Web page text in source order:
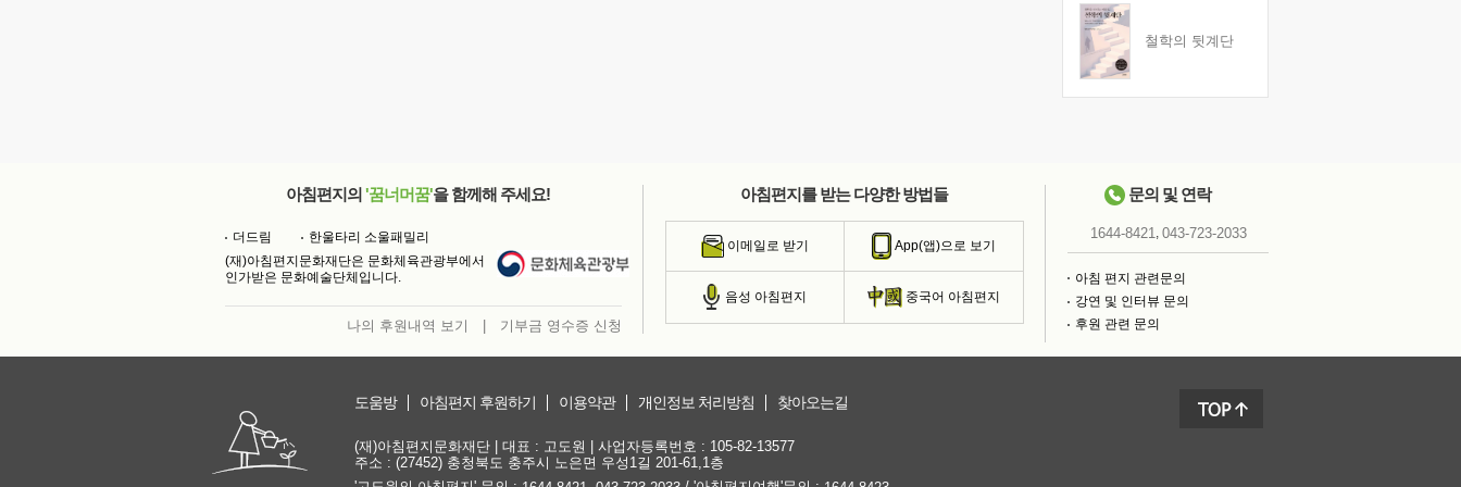
철학의 뒷계단
아침편지의 '꿈너머꿈'을 함께해 주세요!
더드림
한울타리 소울패밀리
(재)아침편지문화재단은 문화체육관광부에서
인가받은 문화예술단체입니다.
나의 후원내역 보기 기부금 영수증 신청
아침편지를 받는 다양한 방법들
이메일로 받기 App(앱)으로 보기
음성 아침편지 중국어 아침편지
문의 및 연락
1644-8421, 043-723-2033
아침 편지 관련문의
강연 및 인터뷰 문의
후원 관련 문의
도움방 아침편지 후원하기 이용약관 개인정보 처리방침 찾아오는길
(재)아침편지문화재단 | 대표 : 고도원 | 사업자등록번호 : 105-82-13577
주소 : (27452) 충청북도 충주시 노은면 우성1길 201-61,1층